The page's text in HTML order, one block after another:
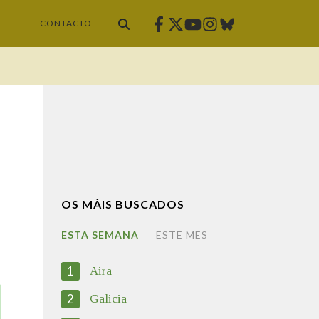
CONTACTO Facebook
Twitter
Youtube
Instagram
Bluesky
OS MÁIS BUSCADOS
ESTA SEMANA ESTE MES
1 Aira
2 Galicia